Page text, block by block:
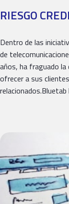
RIESGO
Dentro de las
de
años, ha fraguado la
ofrecer a sus